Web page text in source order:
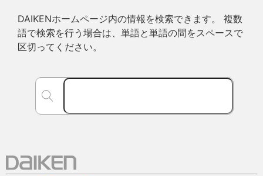
DAIKENホームページ内の情報を検索できます。 複数
語で検索を行う場合は、単語と単語の間をスペースで
区切ってください。